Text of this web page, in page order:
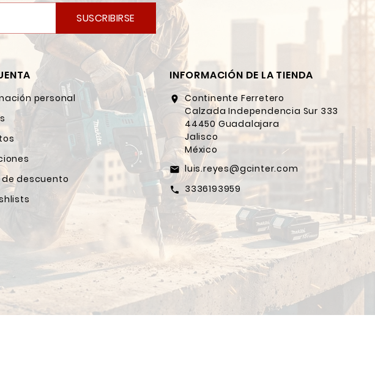
SUSCRIBIRSE
personal
de descuento
INFORMACIÓN DE LA TIENDA
location_on Continente Ferretero
Calzada Independencia Sur 333
44450 Guadalajara
Jalisco
México
email luis.reyes@gcinter.com
call 3336193959